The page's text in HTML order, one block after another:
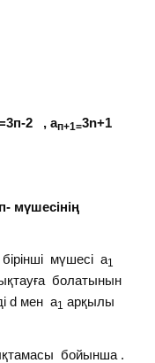
2 , ап+1=3n+1
мүшесінің
мүшесі а1
болатынын
d мен а1 арқылы
бойынша .